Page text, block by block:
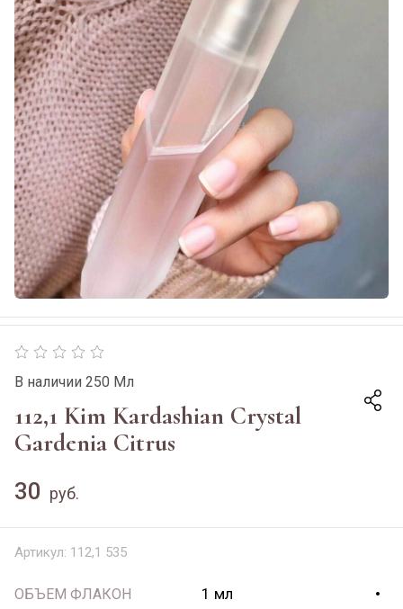
В наличии 250 Мл
112,1 Kim Kardashian Crystal
Gardenia Citrus
30 руб.
Артикул: 112,1 535
ОБЪЕМ ФЛАКОН